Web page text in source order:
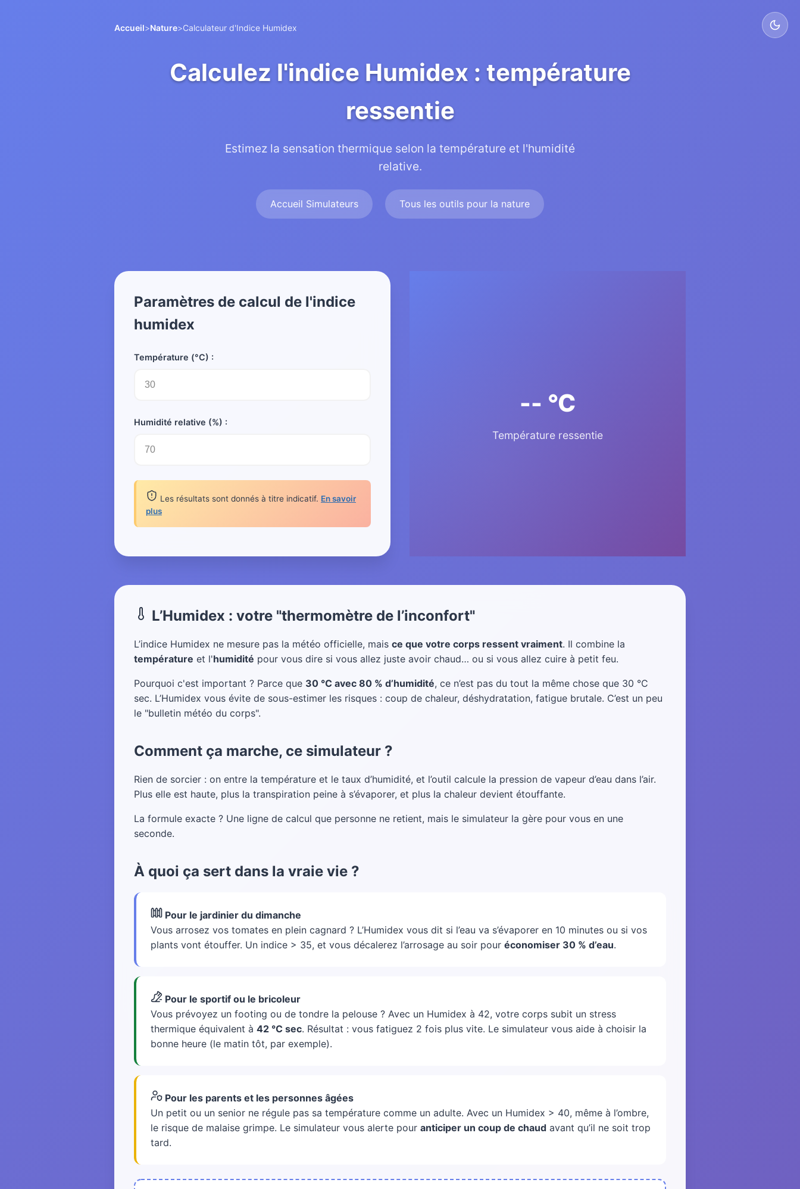
Accueil>Nature>Calculateur d'Indice Humidex
Calculez l'indice Humidex : température
ressentie
Estimez la sensation thermique selon la température et l'humidité
relative.
Accueil Simulateurs Tous les outils pour la nature
Paramètres de calcul de l'indice
humidex
Température (°C) :
Humidité relative (%) :
Les résultats sont donnés à titre indicatif. En savoir
plus
-- °C
Température ressentie
L’Humidex : votre "thermomètre de l’inconfort"
L’indice Humidex ne mesure pas la météo officielle, mais ce que votre corps ressent vraiment. Il combine la
température et l'humidité pour vous dire si vous allez juste avoir chaud… ou si vous allez cuire à petit feu.
Pourquoi c'est important ? Parce que 30 °C avec 80 % d’humidité, ce n’est pas du tout la même chose que 30 °C
sec. L’Humidex vous évite de sous-estimer les risques : coup de chaleur, déshydratation, fatigue brutale. C’est un peu
le "bulletin météo du corps".
Comment ça marche, ce simulateur ?
Rien de sorcier : on entre la température et le taux d’humidité, et l’outil calcule la pression de vapeur d’eau dans l’air.
Plus elle est haute, plus la transpiration peine à s’évaporer, et plus la chaleur devient étouffante.
La formule exacte ? Une ligne de calcul que personne ne retient, mais le simulateur la gère pour vous en une
seconde.
À quoi ça sert dans la vraie vie ?
Pour le jardinier du dimanche
Vous arrosez vos tomates en plein cagnard ? L’Humidex vous dit si l’eau va s’évaporer en 10 minutes ou si vos
plants vont étouffer. Un indice > 35, et vous décalerez l’arrosage au soir pour économiser 30 % d’eau.
Pour le sportif ou le bricoleur
Vous prévoyez un footing ou de tondre la pelouse ? Avec un Humidex à 42, votre corps subit un stress
thermique équivalent à 42 °C sec. Résultat : vous fatiguez 2 fois plus vite. Le simulateur vous aide à choisir la
bonne heure (le matin tôt, par exemple).
Pour les parents et les personnes âgées
Un petit ou un senior ne régule pas sa température comme un adulte. Avec un Humidex > 40, même à l’ombre,
le risque de malaise grimpe. Le simulateur vous alerte pour anticiper un coup de chaud avant qu’il ne soit trop
tard.